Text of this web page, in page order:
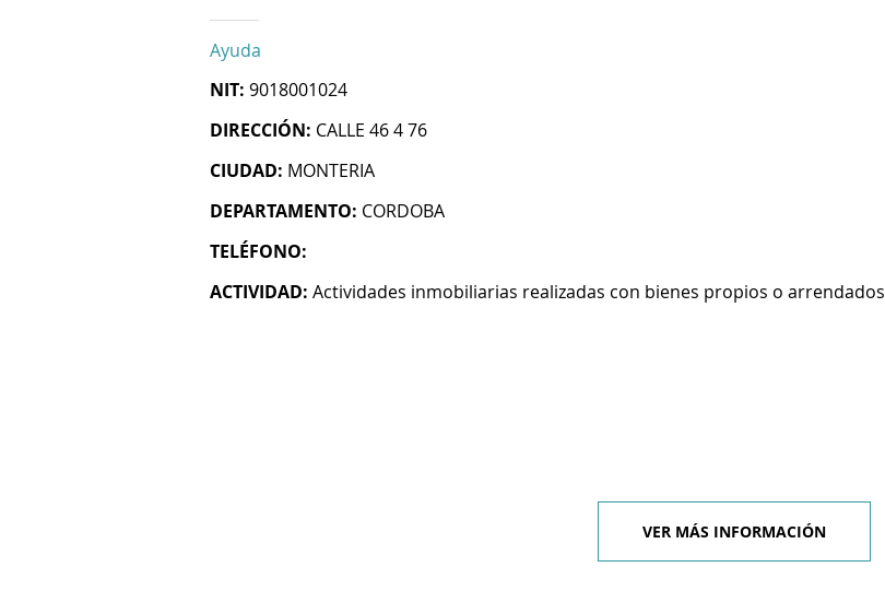
Ayuda
NIT: 9018001024
DIRECCIÓN: CALLE 46 4 76
CIUDAD: MONTERIA
DEPARTAMENTO: CORDOBA
TELÉFONO:
ACTIVIDAD: Actividades inmobiliarias realizadas con bienes propios o arrendados
VER MÁS INFORMACIÓN